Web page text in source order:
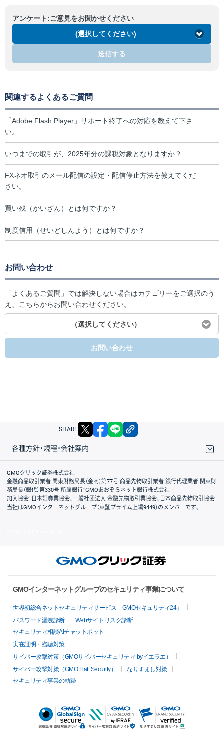
アンケート:ご意見をお聞かせください
(選択してください)
送信する
関連するよくあるご質問
「Adobe Flash Player」サポート終了への対応を教えて下さ
い。
いつまでの取引が、2025年分の課税対象となりますか？
FXネオ取引のメール配信の設定・配信停止方法を教えてくだ
さい。
買い残（かいざん）とは何ですか？
制度信用（せいどしんよう）とは何ですか？
お問い合わせ
「よくあるご質問」では解決しない場合はカテゴリーをご選択のう
え、こちらからお問い合わせください。
（選択してください）
お問い合わせ
SHARE X facebook
各種方針・規程・会社案内
取引規程・約款
サイトマップ
その他のご案内
個人情報保護方針
最良執行方針
サイトのご利用について
ディスクレイマー
信託保全
リスク説明
会社案内
GMOクリック証券株式会社
金融商品取引業者 関東財務局長（金商）第77号 商品先物取引業者 銀行代理業者 関東財
務局長（銀代）第330号 所属銀行：GMOあおぞらネット銀行株式会社
加入協会：日本証券業協会、一般社団法人 金融先物取引業協会、日本商品先物取引協会
当社はGMOインターネットグループ（東証プライム上場9449）のメンバーです。
GMOインターネットグループのセキュリティ事業について
世界初総合ネットセキュリティサービス「GMOセキュリティ24」
パスワード漏洩診断
Webサイトリスク診断
セキュリティ相談AIチャットボット
実在証明・盗聴対策
サイバー攻撃対策（GMOサイバーセキュリティ byイエラエ）
サイバー攻撃対策（GMO Flatt Security）
なりすまし対策
セキュリティ事業の軌跡